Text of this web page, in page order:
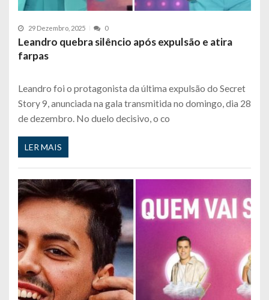
29 Dezembro, 2025 0
Leandro quebra silêncio após expulsão e atira
farpas
Leandro foi o protagonista da última expulsão do Secret
Story 9, anunciada na gala transmitida no domingo, dia 28
de dezembro. No duelo decisivo, o co
LER MAIS